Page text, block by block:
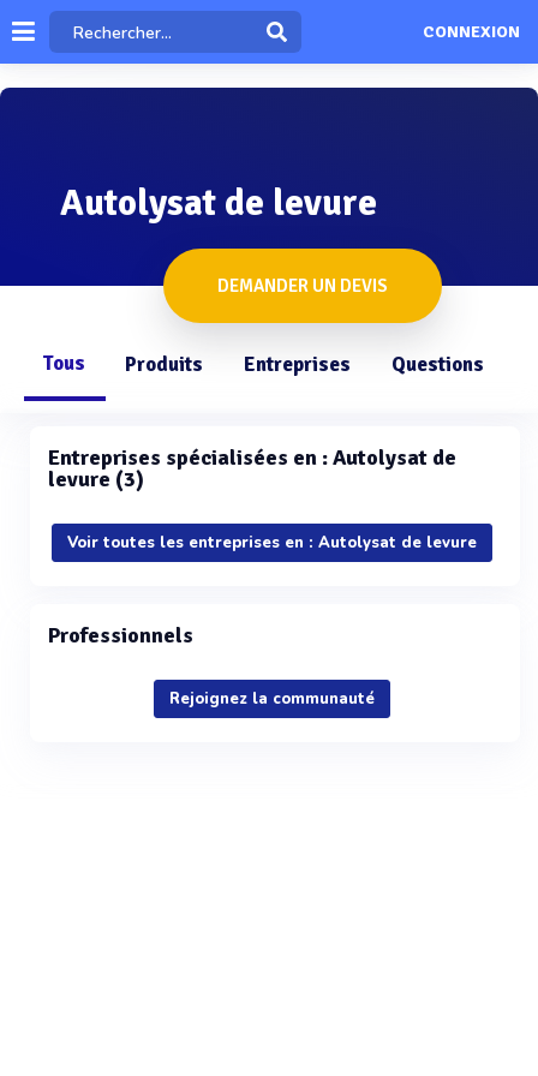
CONNEXION
Autolysat de levure
DEMANDER UN DEVIS
Tous Produits Entreprises Questions
Entreprises spécialisées en : Autolysat de
levure (3)
Voir toutes les entreprises en : Autolysat de levure
Professionnels
Rejoignez la communauté